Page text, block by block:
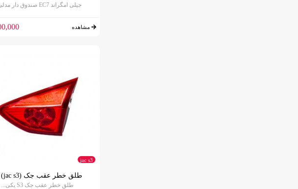
جیلی امگراند EC7 صندوق دار مدلی...
مشاهده
jac s3
طلق خطر عقب جک s3 (jac s3)
طلق خطر عقب جک S3 یکی...